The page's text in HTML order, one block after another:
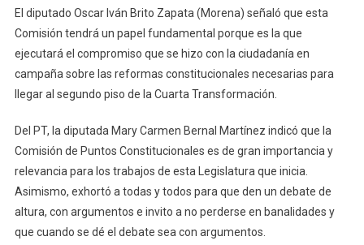
El diputado Oscar Iván Brito Zapata (Morena) señaló que esta
Comisión tendrá un papel fundamental porque es la que
ejecutará el compromiso que se hizo con la ciudadanía en
campaña sobre las reformas constitucionales necesarias para
llegar al segundo piso de la Cuarta Transformación.
Del PT, la diputada Mary Carmen Bernal Martínez indicó que la
Comisión de Puntos Constitucionales es de gran importancia y
relevancia para los trabajos de esta Legislatura que inicia.
Asimismo, exhortó a todas y todos para que den un debate de
altura, con argumentos e invito a no perderse en banalidades y
que cuando se dé el debate sea con argumentos.